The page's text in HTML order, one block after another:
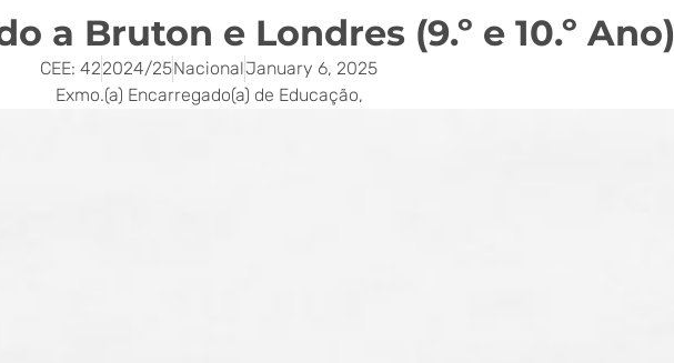
a Bruton e Londres (9.º e 10.º Ano)
CEE: 422024/25NacionalJanuary 6, 2025
Exmo.(a) Encarregado(a) de Educação,